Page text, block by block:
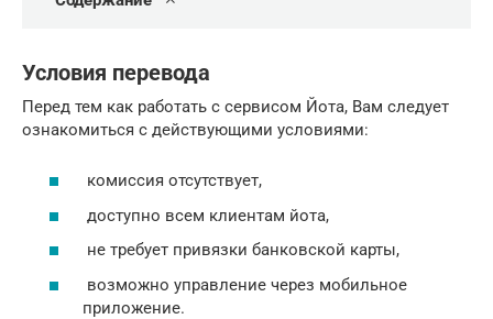
Условия перевода
Перед тем как работать с сервисом Йота, Вам следует
ознакомиться с действующими условиями:
комиссия отсутствует,
доступно всем клиентам йота,
не требует привязки банковской карты,
возможно управление через мобильное
приложение.